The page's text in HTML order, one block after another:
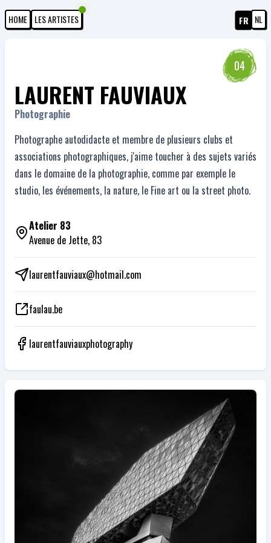
HOME LES ARTISTES FR NL
04
LAURENT FAUVIAUX
Photographie
Photographe autodidacte et membre de plusieurs clubs et
associations photographiques, j'aime toucher à des sujets variés
dans le domaine de la photographie, comme par exemple le
studio, les événements, la nature, le Fine art ou la street photo.
Atelier 83
Avenue de Jette, 83
laurentfauviaux@hotmail.com
faulau.be
laurentfauviauxphotography